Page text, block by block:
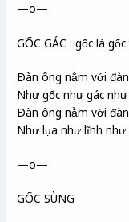
—o—
GỐC GÁC : gốc là
Ðàn ông nằm với
Như gốc như gác
Ðàn ông nằm với
Như lụa như lĩnh như
—o—
GỐC SÙNG